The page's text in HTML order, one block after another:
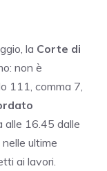
la Corte di
non è
111, comma 7,
alle 16.45 dalle
ultime
ai lavori.